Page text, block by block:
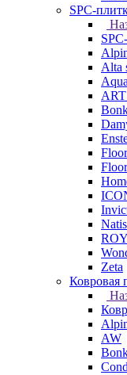
SPC-
Alta
Zeta
Ковровая
AW